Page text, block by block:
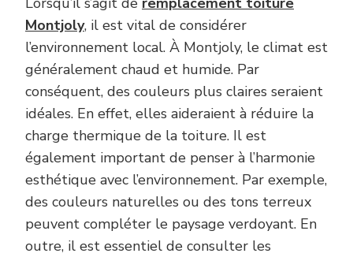
Montjoly, il est vital de considérer
l’environnement local. À Montjoly, le climat est
généralement chaud et humide. Par
conséquent, des couleurs plus claires seraient
idéales. En effet, elles aideraient à réduire la
charge thermique de la toiture. Il est
également important de penser à l’harmonie
esthétique avec l’environnement. Par exemple,
des couleurs naturelles ou des tons terreux
peuvent compléter le paysage verdoyant. En
outre, il est essentiel de consulter les